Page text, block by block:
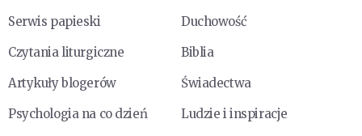
Serwis papieski
Duchowość
Czytania liturgiczne
Biblia
Artykuły blogerów
Świadectwa
Psychologia na co dzień
Ludzie i inspiracje